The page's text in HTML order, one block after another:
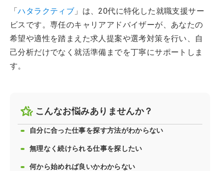
「ハタラクティブ 」は、20代に特化した就職支援サー
ビスです。専任のキャリアアドバイザーが、あなたの
希望や適性を踏まえた求人提案や選考対策を行い、自
己分析だけでなく就活準備までを丁寧にサポートしま
す。
こんなお悩みありませんか？
自分に合った仕事を探す方法がわからない
無理なく続けられる仕事を探したい
何から始めれば良いかわからない